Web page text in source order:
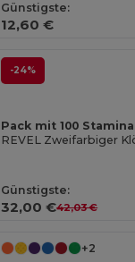
Günstigste:
12,60 €
-24%
Pack mit 100 Stamina
Günstigste:
32,00 €42,03 €
+2